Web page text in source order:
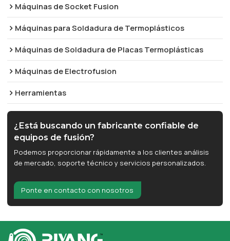
Máquinas de Socket Fusion
Máquinas para Soldadura de Termoplásticos
Máquinas de Soldadura de Placas Termoplásticas
Máquinas de Electrofusion
Herramientas
¿Está buscando un fabricante confiable de
equipos de fusión?
Podemos proporcionar rápidamente a los clientes análisis
de mercado, soporte técnico y servicios personalizados.
Ponte en contacto con nosotros